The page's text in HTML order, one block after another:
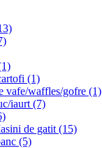
(1)
vafe/waffles/gofre (1)
iaurt (7)
de gatit (15)
(5)